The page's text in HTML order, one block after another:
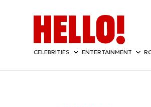
CELEBRITIES ENTERTAINMENT